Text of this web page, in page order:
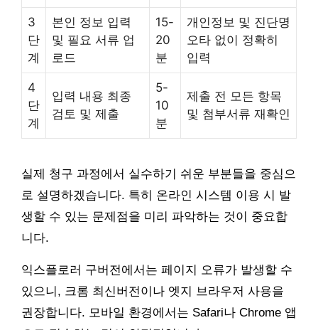
3
단
계
본인 정보 입력
및 필요 서류 업
로드
15-
20
분
개인정보 및 진단명
오타 없이 정확히
입력
4
단
계
입력 내용 최종
검토 및 제출
5-
10
분
제출 전 모든 항목
및 첨부서류 재확인
실제 청구 과정에서 실수하기 쉬운 부분들을 중심으
로 설명하겠습니다. 특히 온라인 시스템 이용 시 발
생할 수 있는 문제점을 미리 파악하는 것이 중요합
니다.
익스플로러 구버전에서는 페이지 오류가 발생할 수
있으니, 크롬 최신버전이나 엣지 브라우저 사용을
권장합니다. 모바일 환경에서는 Safari나 Chrome 앱